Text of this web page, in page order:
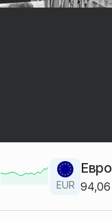
EUR
Евро
94,06